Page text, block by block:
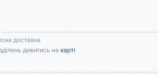
доставка
дивитись на карті